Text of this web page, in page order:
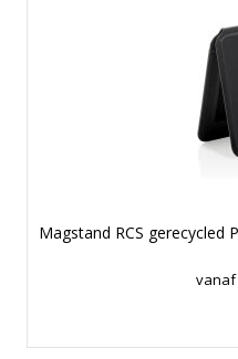
Magstand RCS gerecycled
vanaf